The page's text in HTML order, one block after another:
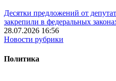
Десятки предложений от
закрепили в федеральных
28.07.2026 16:56
Новости рубрики
Политика